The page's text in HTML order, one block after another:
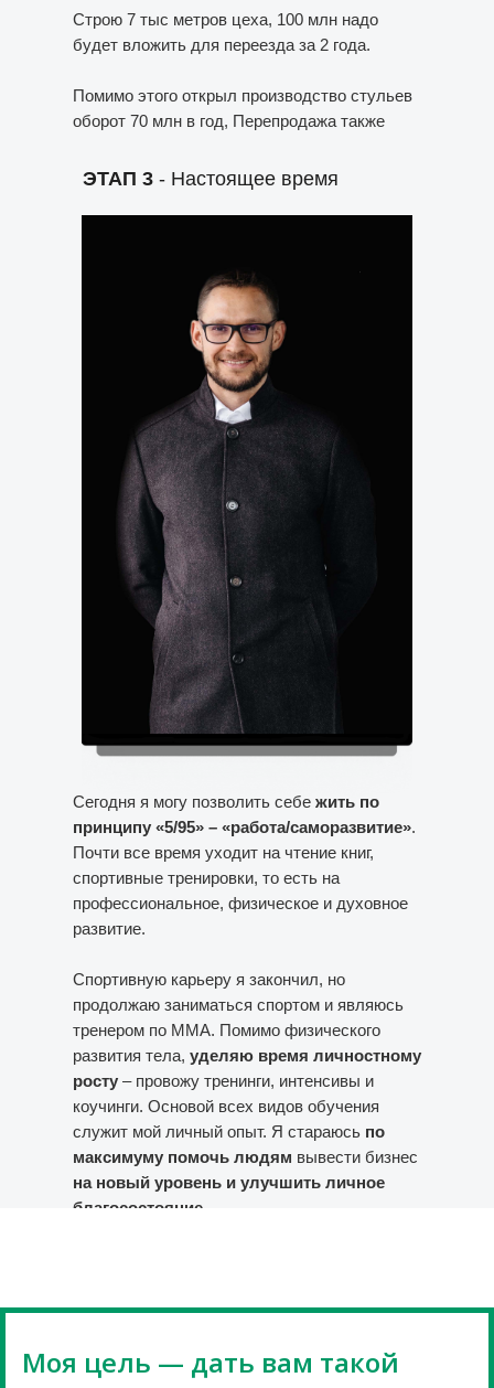
Строю 7 тыс метров цеха, 100 млн надо
будет вложить для переезда за 2 года.
Помимо этого открыл производство стульев
оборот 70 млн в год, Перепродажа также
ЭТАП 3 - Настоящее время
Сегодня я могу позволить себе жить по
принципу «5/95» – «работа/саморазвитие».
Почти все время уходит на чтение книг,
спортивные тренировки, то есть на
профессиональное, физическое и духовное
развитие.
Спортивную карьеру я закончил, но
продолжаю заниматься спортом и являюсь
тренером по ММА. Помимо физического
развития тела, уделяю время личностному
росту – провожу тренинги, интенсивы и
коучинги. Основой всех видов обучения
служит мой личный опыт. Я стараюсь по
максимуму помочь людям вывести бизнес
на новый уровень и улучшить личное
благосостояние.
Моя цель — дать вам такой